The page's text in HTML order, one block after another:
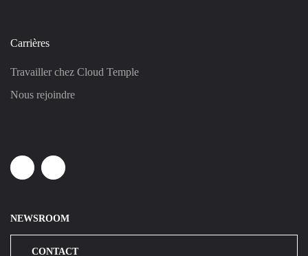
Carrières
Travailler chez Cloud Temple
Nous rejoindre
LinkedinYoutube
NEWSROOM
CONTACT